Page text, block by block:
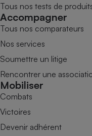
Tous nos tests de
Accompagner
Tous nos comparateurs
Nos services
Soumettre un litige
Rencontrer une
Mobiliser
Combats
Victoires
Devenir adhérent